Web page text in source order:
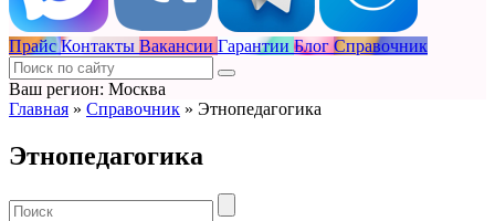
Прайс Контакты Вакансии Гарантии Блог Справочник
Ваш регион: Москва
Главная » Справочник » Этнопедагогика
Этнопедагогика